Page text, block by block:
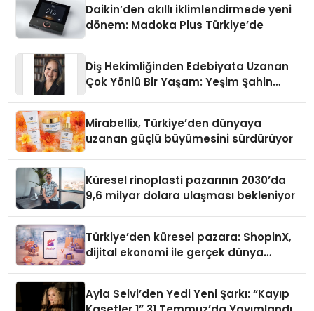
Daikin’den akıllı iklimlendirmede yeni
dönem: Madoka Plus Türkiye’de
Diş Hekimliğinden Edebiyata Uzanan
Çok Yönlü Bir Yaşam: Yeşim Şahin
Mirabellix, Türkiye’den dünyaya
uzanan güçlü büyümesini sürdürüyor
Küresel rinoplasti pazarının 2030’da
9,6 milyar dolara ulaşması bekleniyor
Türkiye’den küresel pazara: ShopinX,
dijital ekonomi ile gerçek dünya
Ayla Selvi’den Yedi Yeni Şarkı: “Kayıp